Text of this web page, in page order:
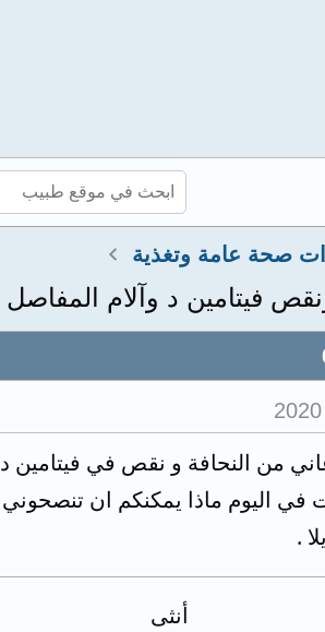
صحة عامة وتغذية
فيتامين د وآلام المفاصل
اعاني من النحافة و نقص في
.
أنثى